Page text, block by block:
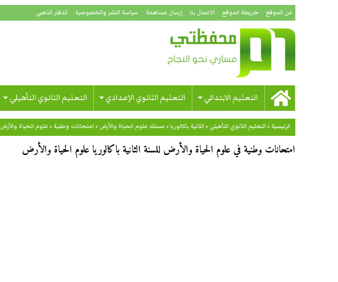
عن الموقع خريطة الموقع الاتصال بنا إرسال مساهمة سياسة النشر والخصوصية الدفتر الذهبي
التعليم الابتدائي التعليم الثانوي الإعدادي التعليم الثانوي التأهيلي
الرئيسية »التعليم الثانوي التأهيلي »الثانية باكالوريا» مسلك علوم الحياة والأرض »امتحانات وطنية »علوم الحياة والأرض
امتحانات وطنية في علوم الحياة والأرض للسنة الثانية باكالوريا علوم الحياة والأرض